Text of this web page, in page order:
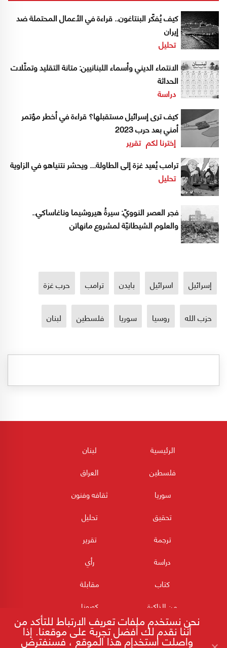
كيف يُفكّر البنتاغون.. قراءة في الأعمال المحتملة ضد
إيران
تحليل
الانتماء الديني وأسماء اللبنانيين: متانة التقليد وتمثّلات
الحداثة
دراسة
كيف ترى إسرائيل مستقبلها؟ قراءة في أخطر مؤتمر
أمني بعد حرب 2023
إخترنا لكم تقرير
ترامب يُعيد غزة إلى الطاولة... ويحشر نتنياهو في الزاوية
تحليل
فجر العصر النوويّ: سيرةُ هيروشيما وناغاساكي..
والعلوم الشيطانيّة لمشروع مانهاتن
إسرائيل اسرائيل بايدن ترامب حرب غزة
حزب الله روسيا سوريا فلسطين لبنان
الرئيسية
لبنان
فلسطين
العراق
سوريا
ثقافه وفنون
تحقيق
تحليل
ترجمة
تقرير
دراسة
رأي
كتاب
مقابلة
من الذاكرة
كورونا
نحن نستخدم ملفات تعريف الارتباط للتأكد من
أننا نقدم لك أفضل تجربة على موقعنا. إذا
واصلت استخدام هذا الموقع ، فسنفترض